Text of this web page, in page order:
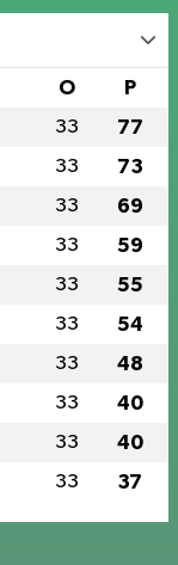
O P
33 77
33 73
33 69
33 59
33 55
33 54
33 48
33 40
33 40
33 37